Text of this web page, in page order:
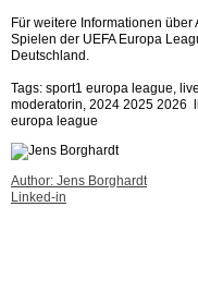
Für weitere Informationen
Spielen der UEFA Europa
Deutschland.
Tags: sport1 europa league,
moderatorin, 2024 2025 2026
europa league
Author: Jens Borghardt
Linked-in